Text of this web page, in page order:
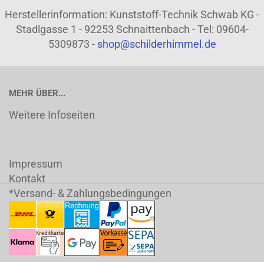
Herstellerinformation: Kunststoff-Technik Schwab KG -
Stadlgasse 1 - 92253 Schnaittenbach - Tel: 09604-
5309873 - shop@schilderhimmel.de
MEHR ÜBER...
Weitere Infoseiten
Impressum
Kontakt
*Versand- & Zahlungsbedingungen